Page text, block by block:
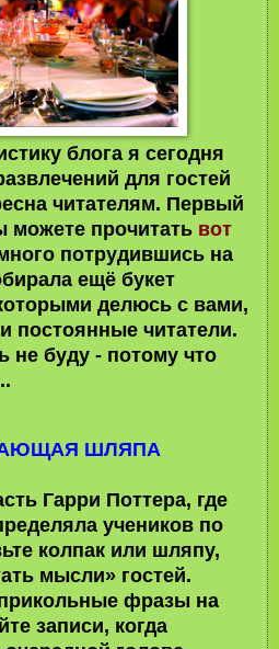
блога я сегодня
для гостей
читателям. Первый
можете прочитать вот
потрудившись на
ещё букет
делюсь с вами,
постоянные читатели.
не буду - потому что
ШЛЯПА
Гарри Поттера, где
учеников по
колпак или шляпу,
мысли» гостей.
фразы на
записи, когда